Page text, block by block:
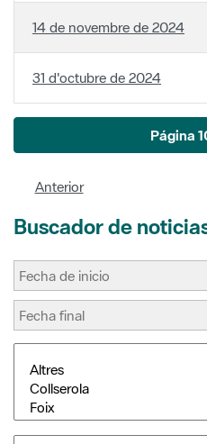
Página
Anterior
Buscador de